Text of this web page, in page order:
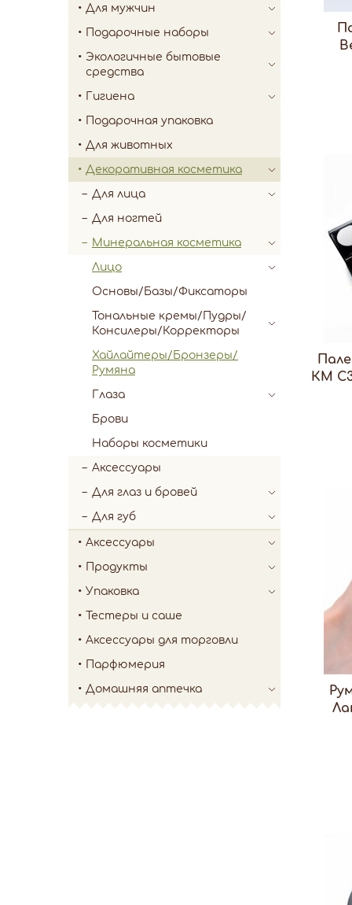
Для мужчин
Подарочные наборы
Экологичные бытовые
средства
Гигиена
Подарочная упаковка
Для животных
Декоративная косметика
Для лица
Для ногтей
Минеральная косметика
Лицо
Основы/Базы/Фиксаторы
Тональные кремы/Пудры/
Консилеры/Корректоры
Хайлайтеры/Бронзеры/
Румяна
Глаза
Брови
Наборы косметики
Аксессуары
Для глаз и бровей
Для губ
Аксессуары
Продукты
Упаковка
Тестеры и саше
Аксессуары для торговли
Парфюмерия
Домашняя аптечка
КМ